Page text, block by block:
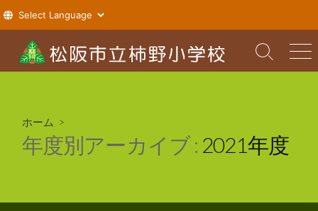
テ
検
索
メ
ニ
ホーム >
年度別アーカイブ : 2021年度